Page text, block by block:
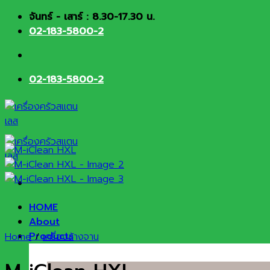
Skip จันทร์ - เสาร์ : 8.30-17.30 น.
02-183-5800-2
02-183-5800-2
HOME
About
Products
Home / เครื่องล้างจาน